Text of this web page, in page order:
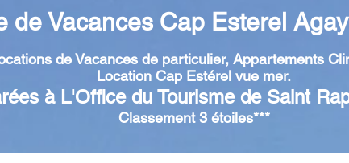
de Vacances Cap Esterel Agay
de Vacances de particulier, Appartements
Location Cap Estérel vue mer.
à L'Office du Tourisme de Saint
Classement 3 étoiles***